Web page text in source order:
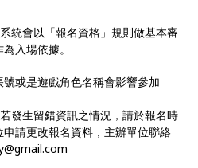
統會以「報名資格」規則做基本審
入場依據。
或是遊戲角色名稱會影響參加
發生留錯資訊之情況，請於報名時
請更改報名資料，主辦單位聯絡